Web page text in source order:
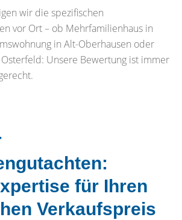
wir die spezifischen
vor Ort – ob Mehrfamilienhaus in
in Alt-Oberhausen oder
Unsere Bewertung ist immer
für Ihren
Verkaufspreis